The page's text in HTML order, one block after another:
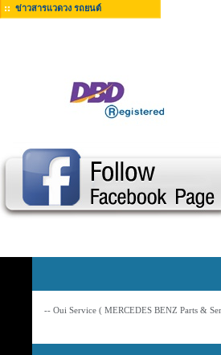
ข่าวสารแวดวง รถยนต์
-- Oui Service ( MERCEDES BENZ Parts &